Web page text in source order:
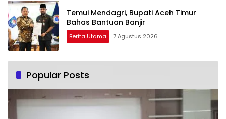
Temui Mendagri, Bupati Aceh Timur
Bahas Bantuan Banjir
Berita Utama 7 Agustus 2026
Popular Posts